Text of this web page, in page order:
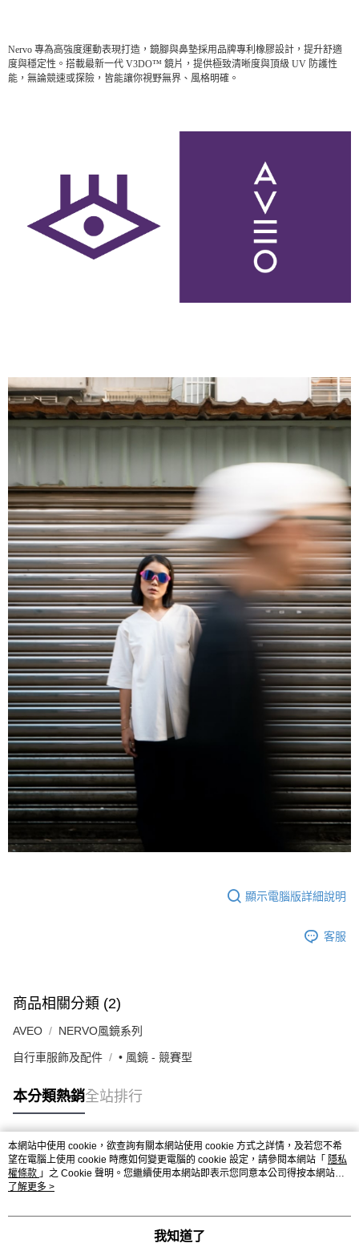
Nervo 專為高強度運動表現打造，鏡腳與鼻墊採用品牌專利橡膠設計，提升舒適
度與穩定性。搭載最新一代 V3DO™ 鏡片，提供極致清晰度與頂級 UV 防護性
能，無論競速或探險，皆能讓你視野無界、風格明確。
顯示電腦版詳細說明
客服
商品相關分類 (2)
AVEO NERVO風鏡系列
自行車服飾及配件 • 風鏡 - 競賽型
本分類熱銷全站排行
熱門標籤
本網站中使用 cookie，欲查詢有關本網站使用 cookie 方式之詳情，及若您不希
望在電腦上使用 cookie 時應如何變更電腦的 cookie 設定，請參閱本網站「 隱私
權條款 」之 Cookie 聲明。您繼續使用本網站即表示您同意本公司得按本網站使
用條款之 Cookie 聲明使用 cookie。
了解更多 >
我知道了